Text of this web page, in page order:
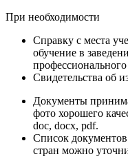
При необходимости
Справку с места
обучение в
Свидетельства об
Документы
фото хорошего
doc, docx, pdf.
Список
стран можно